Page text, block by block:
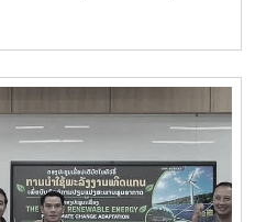
และภาคีเครือข่ายด้านการ
ยีที่เหมาะสมของประเทศ
ครือข่ายผู้เชี่ยวชาญ ซึ่งสามารถ
พันธกิจของวิทยาลัยพลังงาน
ารวิชาการ และการถ่ายทอด
ณภาพชีวิตของประชาชนและ
นพัฒนาฝีมือแรงงานลำพูน
: MOU) ณ ห้องประชุม
ลัย มหาวิทยาลัยแม่โจ้ พิธีลง
ราจารย์ ดร.สุริยจรัส เตชะตัน
ยแม่โจ้ (ผู้แทนอธิการบดี) และ
ำนักงานพัฒนาฝีมือแรงงาน